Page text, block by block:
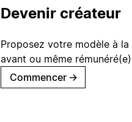
Devenir créateur
Proposez votre modèle à
avant ou même
Commencer →